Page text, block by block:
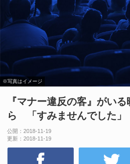
※写真はイメージ
『マナー違反の客』がい
ら 「すみませんでした」
公開： 2018-11-19
更新： 2018-11-19